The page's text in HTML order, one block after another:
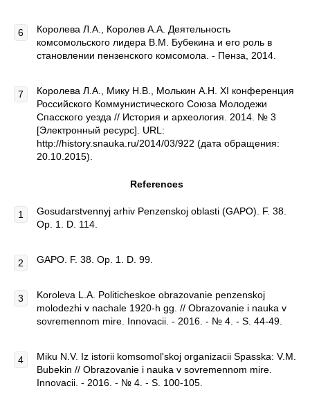
Королева Л.А., Королев А.А. Деятельность
комсомольского лидера В.М. Бубекина и его роль в
становлении пензенского комсомола. - Пенза, 2014.
Королева Л.А., Мику Н.В., Молькин А.Н. ХI конференция
Российского Коммунистического Союза Молодежи
Спасского уезда // История и археология. 2014. № 3
[Электронный ресурс]. URL:
http://history.snauka.ru/2014/03/922 (дата обращения:
20.10.2015).
References
Gosudarstvennyj arhiv Penzenskoj oblasti (GAPO). F. 38.
Op. 1. D. 114.
GAPO. F. 38. Op. 1. D. 99.
Koroleva L.A. Politicheskoe obrazovanie penzenskoj
molodezhi v nachale 1920-h gg. // Obrazovanie i nauka v
sovremennom mire. Innovacii. - 2016. - № 4. - S. 44-49.
Miku N.V. Iz istorii komsomol'skoj organizacii Spasska: V.M.
Bubekin // Obrazovanie i nauka v sovremennom mire.
Innovacii. - 2016. - № 4. - S. 100-105.